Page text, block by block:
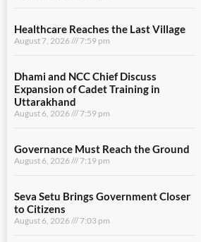
Healthcare Reaches the Last Village
August 7, 2026 7:59 pm
Dhami and NCC Chief Discuss
Expansion of Cadet Training in
Uttarakhand
August 6, 2026 7:59 pm
Governance Must Reach the Ground
August 6, 2026 7:19 pm
Seva Setu Brings Government Closer
to Citizens
August 6, 2026 7:03 pm